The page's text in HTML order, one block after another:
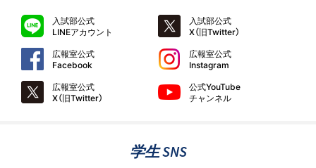
入試部公式
LINEアカウント
入試部公式
X（旧Twitter）
広報室公式
Facebook
広報室公式
Instagram
広報室公式
X（旧Twitter）
公式YouTube
チャンネル
学生 SNS